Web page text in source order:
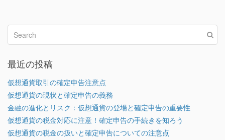
最近の投稿
仮想通貨取引の確定申告注意点
仮想通貨の現状と確定申告の義務
金融の進化とリスク：仮想通貨の登場と確定申告の重要性
仮想通貨の税金対応に注意！確定申告の手続きを知ろう
仮想通貨の税金の扱いと確定申告についての注意点